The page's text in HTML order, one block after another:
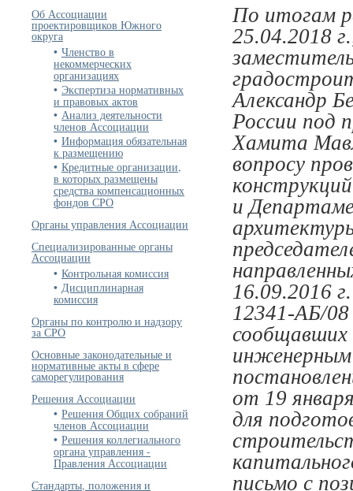
Об Ассоциации
проектировщиков Южного
округа
Членство в
некоммерческих
организациях
Экспертиза нормативных
и правовых актов
Анализ деятельности
членов Ассоциации
Информация обязательная
к размещению
Кредитные организации,
в которых размещены
средства компенсационных
фондов СРО
Органы управления Ассоциации
Специализированные органы
Ассоциации
Контрольная комиссия
Дисциплинарная
комиссия
Органы по контролю и надзору
за СРО
Основные законодательные и
нормативные акты в сфере
саморегулирования
Решения Ассоциации
Решения Общих собраний
членов Ассоциации
Решения коллегиального
органа управления -
Правления Ассоциации
Стандарты, положения и
По итогам
25.04.2018
Александр
России под
Хамита
вопросу
и
16.09.2016
12341-АБ/
сообщавших
инженерным
от 19
для
письмо с